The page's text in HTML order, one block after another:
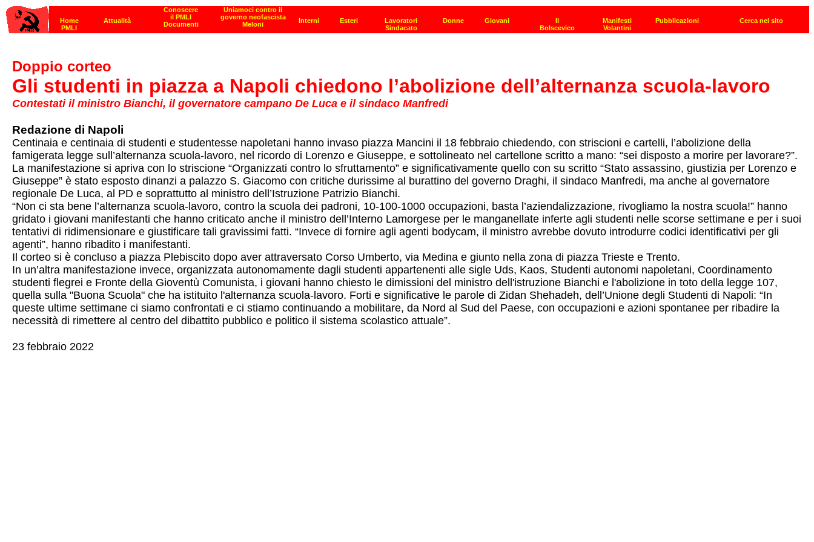
Doppio corteo
Gli studenti in piazza a Napoli chiedono l’abolizione dell’alternanza scuola-lavoro
Contestati il ministro Bianchi, il governatore campano De Luca e il sindaco Manfredi
Redazione di Napoli
Centinaia e centinaia di studenti e studentesse napoletani hanno invaso piazza Mancini il 18 febbraio chiedendo, con striscioni e cartelli, l’abolizione della
famigerata legge sull’alternanza scuola-lavoro, nel ricordo di Lorenzo e Giuseppe, e sottolineato nel cartellone scritto a mano: “sei disposto a morire per lavorare?”.
La manifestazione si apriva con lo striscione “Organizzati contro lo sfruttamento” e significativamente quello con su scritto “Stato assassino, giustizia per Lorenzo e
Giuseppe” è stato esposto dinanzi a palazzo S. Giacomo con critiche durissime al burattino del governo Draghi, il sindaco Manfredi, ma anche al governatore
regionale De Luca, al PD e soprattutto al ministro dell’Istruzione Patrizio Bianchi.
“Non ci sta bene l’alternanza scuola-lavoro, contro la scuola dei padroni, 10-100-1000 occupazioni, basta l’aziendalizzazione, rivogliamo la nostra scuola!” hanno
gridato i giovani manifestanti che hanno criticato anche il ministro dell’Interno Lamorgese per le manganellate inferte agli studenti nelle scorse settimane e per i suoi
tentativi di ridimensionare e giustificare tali gravissimi fatti. “Invece di fornire agli agenti bodycam, il ministro avrebbe dovuto introdurre codici identificativi per gli
agenti”, hanno ribadito i manifestanti.
Il corteo si è concluso a piazza Plebiscito dopo aver attraversato Corso Umberto, via Medina e giunto nella zona di piazza Trieste e Trento.
In un’altra manifestazione invece, organizzata autonomamente dagli studenti appartenenti alle sigle Uds, Kaos, Studenti autonomi napoletani, Coordinamento
studenti flegrei e Fronte della Gioventù Comunista, i giovani hanno chiesto le dimissioni del ministro dell'istruzione Bianchi e l'abolizione in toto della legge 107,
quella sulla "Buona Scuola" che ha istituito l'alternanza scuola-lavoro. Forti e significative le parole di Zidan Shehadeh, dell’Unione degli Studenti di Napoli: “In
queste ultime settimane ci siamo confrontati e ci stiamo continuando a mobilitare, da Nord al Sud del Paese, con occupazioni e azioni spontanee per ribadire la
necessità di rimettere al centro del dibattito pubblico e politico il sistema scolastico attuale”.
23 febbraio 2022